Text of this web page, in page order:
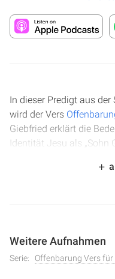
In dieser Predigt aus der
wird der Vers
Giebfried erklärt die
Identität Jesu als „Sohn
Füßen wie glühendes
Weitere Aufnahmen
Serie: Offenbarung Vers für